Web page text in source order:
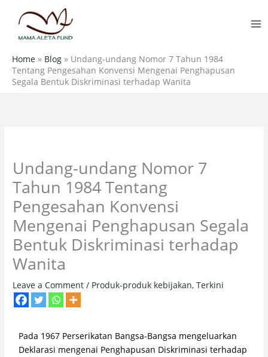
content
Home » Blog » Undang-undang Nomor 7 Tahun 1984
Tentang Pengesahan Konvensi Mengenai Penghapusan
Segala Bentuk Diskriminasi terhadap Wanita
Undang-undang Nomor 7
Tahun 1984 Tentang
Pengesahan Konvensi
Mengenai Penghapusan Segala
Bentuk Diskriminasi terhadap
Wanita
Leave a Comment / Produk-produk kebijakan,Terkini
Pada 1967 Perserikatan Bangsa-Bangsa mengeluarkan
Deklarasi mengenai Penghapusan Diskriminasi terhadap